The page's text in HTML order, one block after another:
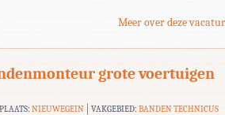
Meer over deze
grote voertuigen
PLAATS: NIEUWEGEIN VAKGEBIED:BANDEN TECHNICUS